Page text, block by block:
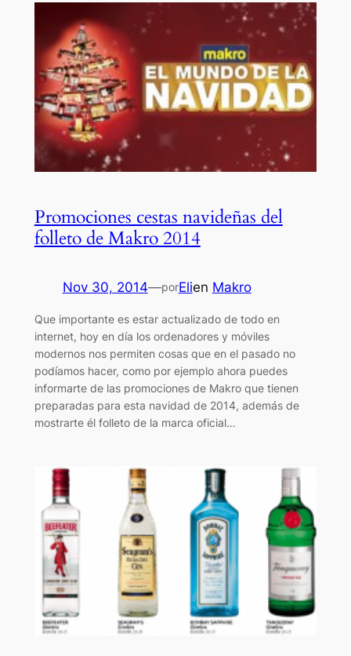
Promociones cestas navideñas del
folleto de Makro 2014
Nov 30, 2014—porElien Makro
Que importante es estar actualizado de todo en
internet, hoy en día los ordenadores y móviles
modernos nos permiten cosas que en el pasado no
podíamos hacer, como por ejemplo ahora puedes
informarte de las promociones de Makro que tienen
preparadas para esta navidad de 2014, además de
mostrarte él folleto de la marca oficial…